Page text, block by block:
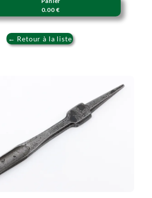
0.00 €
← Retour à la liste